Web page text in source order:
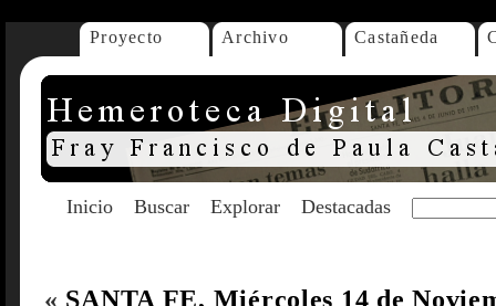
Proyecto Archivo Castañeda
Inicio Buscar Explorar Destacadas
« SANTA FE, Miércoles 14 de